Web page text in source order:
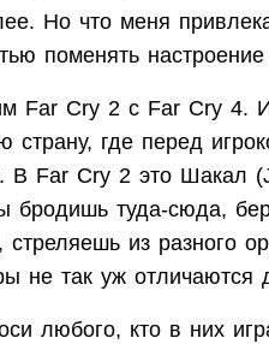
Но что меня
поменять
Far Cry 2 с Far Cry 4.
страну, где перед
В Far Cry 2 это Шакал
бродишь туда-сюда,
стреляешь из разного
не так уж отличаются
любого, кто в них